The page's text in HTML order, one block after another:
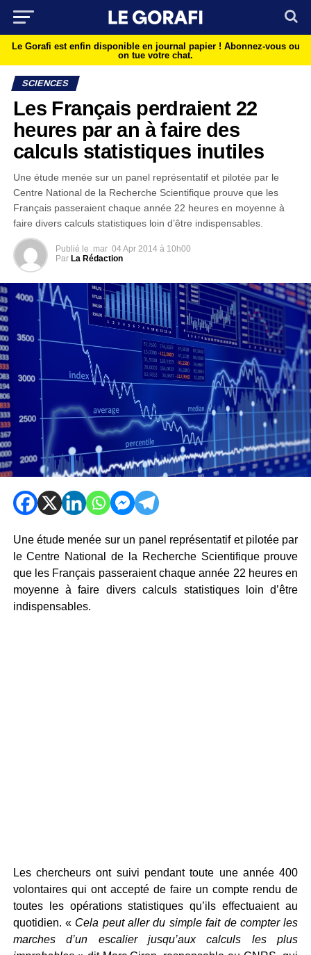
Le Gorafi est enfin disponible en journal papier ! Abonnez-vous ou
on tue votre chat.
SCIENCES
Les Français perdraient 22
heures par an à faire des
calculs statistiques inutiles
Une étude menée sur un panel représentatif et pilotée par le
Centre National de la Recherche Scientifique prouve que les
Français passeraient chaque année 22 heures en moyenne à
faire divers calculs statistiques loin d’être indispensables.
Publié le mar 04 Apr 2014 à 10h00
Par La Rédaction
Une étude menée sur un panel représentatif et pilotée par
le Centre National de la Recherche Scientifique prouve
que les Français passeraient chaque année 22 heures en
moyenne à faire divers calculs statistiques loin d’être
indispensables.
Les chercheurs ont suivi pendant toute une année 400
volontaires qui ont accepté de faire un compte rendu de
toutes les opérations statistiques qu’ils effectuaient au
quotidien. « Cela peut aller du simple fait de compter les
marches d’un escalier jusqu’aux calculs les plus